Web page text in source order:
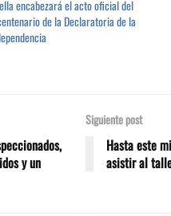
encabezará el acto oficial del
de la Declaratoria de la
y un
Siguiente post
Hasta este
asistir al